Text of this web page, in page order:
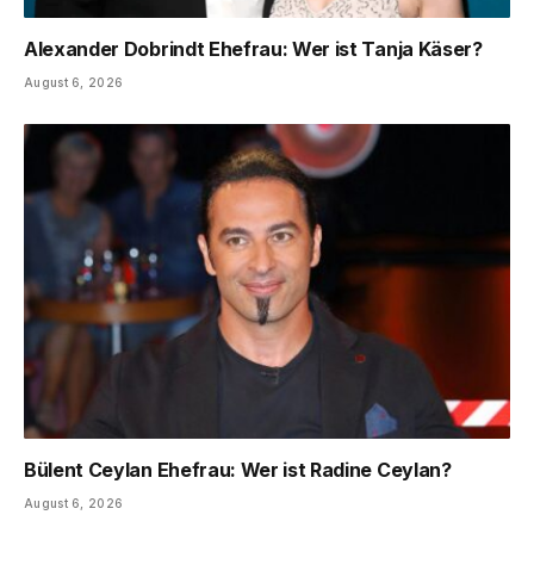
Alexander Dobrindt Ehefrau: Wer ist Tanja Käser?
August 6, 2026
Bülent Ceylan Ehefrau: Wer ist Radine Ceylan?
August 6, 2026